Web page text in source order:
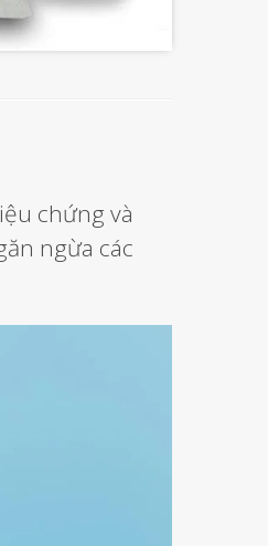
chứng và
ngừa các